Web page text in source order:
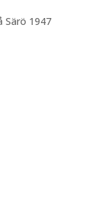
Särö 1947